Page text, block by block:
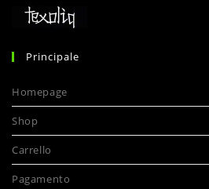
Principale
Homepage
Shop
Carrello
Pagamento